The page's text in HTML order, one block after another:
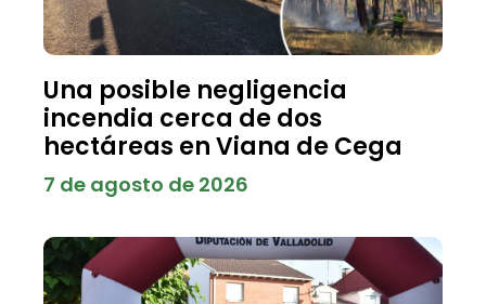
Una posible negligencia
incendia cerca de dos
hectáreas en Viana de Cega
7 de agosto de 2026